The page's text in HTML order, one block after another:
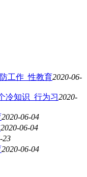
工作_性教育2020-06-
冷知识_行为习2020-
2020-06-04
2020-06-04
23
2020-06-04